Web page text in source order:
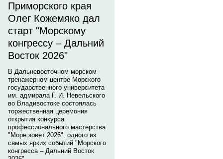
Приморского края
Олег Кожемяко дал
старт "Морскому
конгрессу – Дальний
Восток 2026"
В Дальневосточном морском
тренажерном центре Морского
государственного университета
им. адмирала Г. И. Невельского
во Владивостоке состоялась
торжественная церемония
открытия конкурса
профессионального мастерства
"Море зовет 2026", одного из
самых ярких событий "Морского
конгресса – Дальний Восток